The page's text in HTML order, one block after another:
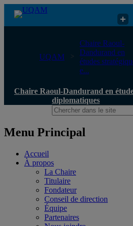
Chaire Raoul-Dandurand en études
UQAM
Chaire Raoul-
Dandurand en
études
e...
Chaire Raoul-Dandurand en
diplomatiques
Menu Principal
Accueil
À propos
La Chaire
Titulaire
Fondateur
Conseil de direction
Équipe
Partenaires